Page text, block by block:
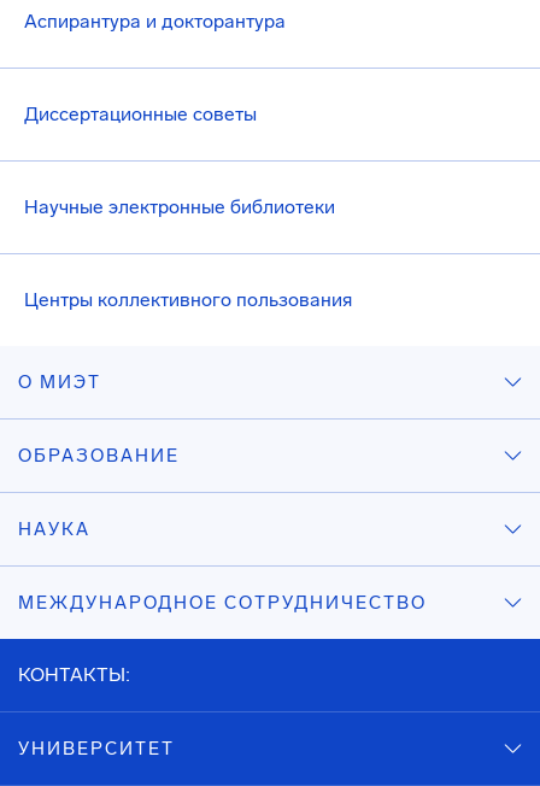
Аспирантура и докторантура
Диссертационные советы
Научные электронные библиотеки
Центры коллективного пользования
О МИЭТ
ОБРАЗОВАНИЕ
НАУКА
МЕЖДУНАРОДНОЕ СОТРУДНИЧЕСТВО
КОНТАКТЫ:
УНИВЕРСИТЕТ